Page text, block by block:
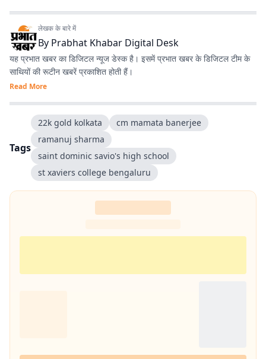
लेखक के बारे में
By Prabhat Khabar Digital Desk
यह प्रभात खबर का डिजिटल न्यूज डेस्क है। इसमें प्रभात खबर के डिजिटल टीम के
साथियों की रूटीन खबरें प्रकाशित होती हैं।
Read More
Tags
22k gold kolkata
cm mamata banerjee
ramanuj sharma
saint dominic savio's high school
st xaviers college bengaluru